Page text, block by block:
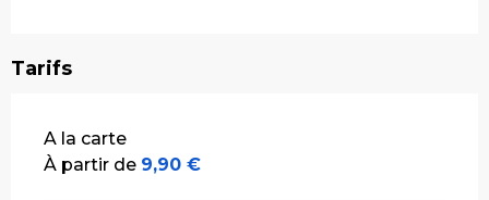
Tarifs
Tarifs 2026
A la carte
À partir de 9,90 €